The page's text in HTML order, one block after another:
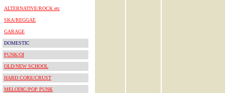
ALTERNATIVE/ROCK etc
SKA/REGGAE
GARAGE
DOMESTIC
PUNK/OI
OLD/NEW SCHOOL
HARD CORE/CRUST
MELODIC/POP PUNK